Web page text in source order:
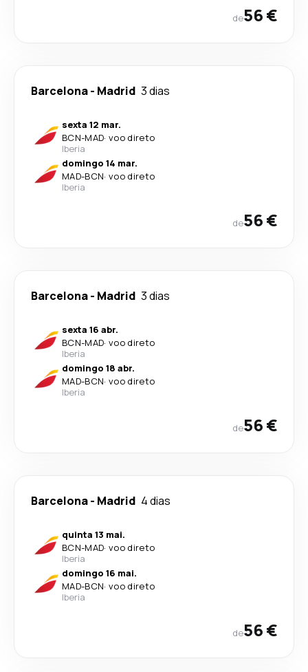
de56 €
Barcelona- Madrid 3 dias
sexta 12 mar.
BCN-MAD· voo direto
Iberia
domingo 14 mar.
MAD-BCN· voo direto
Iberia
de56 €
Barcelona- Madrid 3 dias
sexta 16 abr.
BCN-MAD· voo direto
Iberia
domingo 18 abr.
MAD-BCN· voo direto
Iberia
de56 €
Barcelona- Madrid 4 dias
quinta 13 mai.
BCN-MAD· voo direto
Iberia
domingo 16 mai.
MAD-BCN· voo direto
Iberia
de56 €